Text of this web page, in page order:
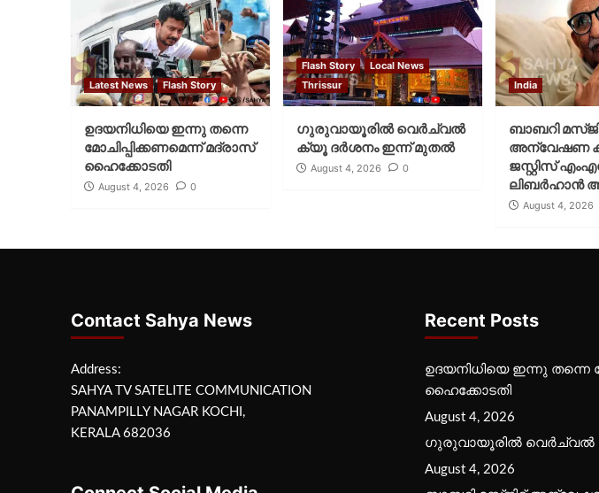
Latest News Flash Story
ഉദയനിധിയെ ഇന്നു തന്നെ
മോചിപ്പിക്കണമെന്ന് മദ്രാസ്
ഹൈക്കോടതി
August 4, 2026 0
Flash Story
Local News
Thrissur
ഗുരുവായൂരില്‍ വെര്‍ച്വല്‍
ക്യൂ ദര്‍ശനം ഇന്ന് മുതല്‍
August 4, 2026 0
India
ബാബറി
അന്വേഷണ
ജസ്റ്റിസ്
ലിബര്‍ഹാന്‍
August 4, 2026
Contact Sahya News
Address:
SAHYA TV SATELITE COMMUNICATION
PANAMPILLY NAGAR KOCHI,
KERALA 682036
Recent Posts
ഉദയനിധിയെ ഇന്നു തന്നെ
ഹൈക്കോടതി
August 4, 2026
ഗുരുവായൂരില്‍ വെര്‍ച്വല്‍
August 4, 2026